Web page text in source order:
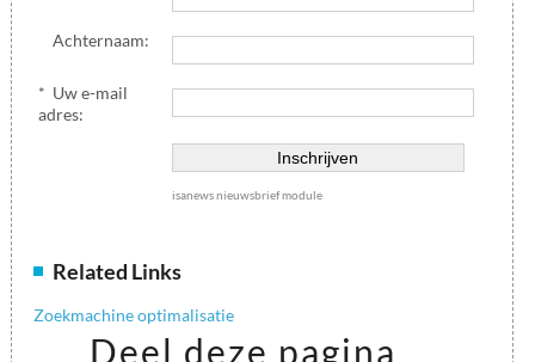
Achternaam:
* Uw e-mail
adres:
isanews nieuwsbrief module
Related Links
Zoekmachine optimalisatie
Deel deze pagina